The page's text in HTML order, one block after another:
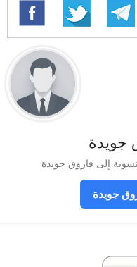
جويدة
جويدة